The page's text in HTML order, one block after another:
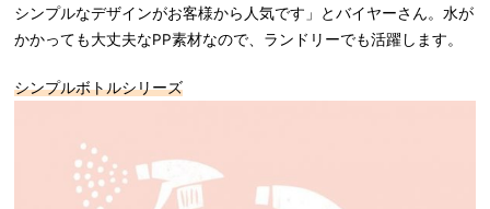
シンプルなデザインがお客様から人気です」とバイヤーさん。水が
かかっても大丈夫なPP素材なので、ランドリーでも活躍します。
シンプルボトルシリーズ